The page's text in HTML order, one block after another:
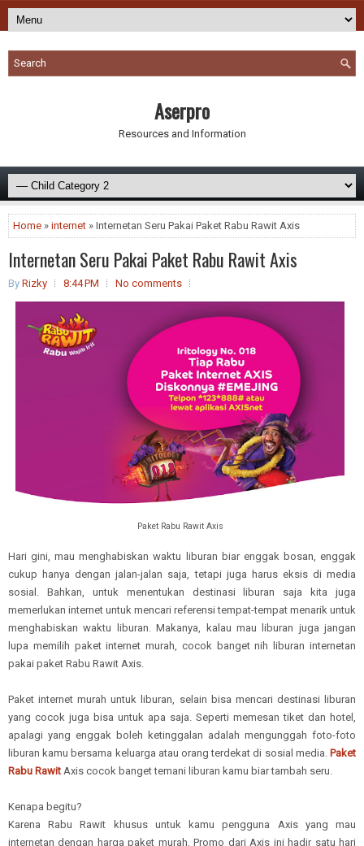
Aserpro
Resources and Information
Home » internet » Internetan Seru Pakai Paket Rabu Rawit Axis
Internetan Seru Pakai Paket Rabu Rawit Axis
By Rizky 8:44 PM No comments
Paket Rabu Rawit Axis
Hari gini, mau menghabiskan waktu liburan biar enggak bosan, enggak
cukup hanya dengan jalan-jalan saja, tetapi juga harus eksis di media
sosial. Bahkan, untuk menentukan destinasi liburan saja kita juga
memerlukan internet untuk mencari referensi tempat-tempat menarik untuk
menghabiskan waktu liburan. Makanya, kalau mau liburan juga jangan
lupa memilih paket internet murah, cocok banget nih liburan internetan
pakai paket Rabu Rawit Axis.
Paket internet murah untuk liburan, selain bisa mencari destinasi liburan
yang cocok juga bisa untuk apa saja. Seperti memesan tiket dan hotel,
apalagi yang enggak boleh ketinggalan adalah mengunggah foto-foto
liburan kamu bersama keluarga atau orang terdekat di sosial media. Paket
Rabu Rawit Axis cocok banget temani liburan kamu biar tambah seru.
Kenapa begitu?
Karena Rabu Rawit khusus untuk kamu pengguna Axis yang mau
internetan dengan harga paket murah. Promo dari Axis ini hadir satu hari